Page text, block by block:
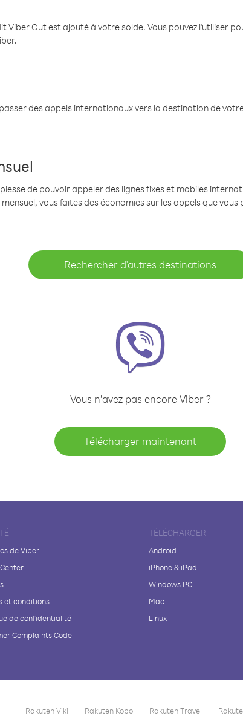
Viber Out est ajouté à votre solde. Vous pouvez l'utiliser
des appels internationaux vers la destination de
de pouvoir appeler des lignes fixes et mobiles
vous faites des économies sur les appels que vous
Rechercher d'autres destinations
Vous n’avez pas encore Viber ?
Télécharger maintenant
de Viber
et conditions
de confidentialité
Complaints Code
TÉLÉCHARGER
Android
iPhone & iPad
Windows PC
Mac
Linux
Rakuten Viki Rakuten Kobo Rakuten Travel